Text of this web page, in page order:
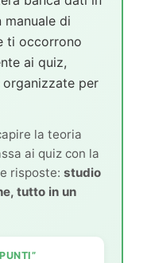
di
ti occorrono
ai quiz,
per
la teoria
ai quiz con la
risposte: studio
tutto in un